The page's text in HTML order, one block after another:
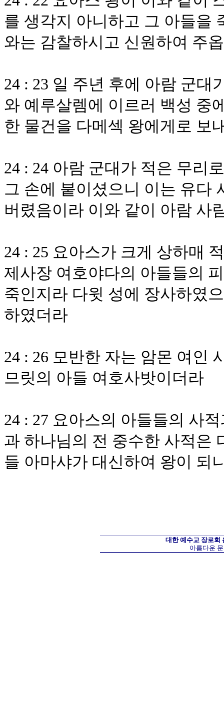
를 생각지 아니하고 그 아들을
와는 감찰하시고 신원하여 주
24 : 23 일 주년 후에 아람 군대
와 예루살렘에 이르러 백성 중
한 물건을 다메섹 왕에게로 보
24 : 24 아람 군대가 적은 무리
그 손에 붙이셨으니 이는 유다
버렸음이라 이와 같이 아람 사
24 : 25 요아스가 크게 상하매
제사장 여호야다의 아들들의
죽인지라 다윗 성에 장사하였
하였더라
24 : 26 모반한 자는 암몬 여인
므릿의 아들 여호사밧이더라
24 : 27 요아스의 아들들의 사
과 하나님의 전 중수한 사적은
들 아마샤가 대신하여 왕이 되
대한 예수교 장로회
아름다운